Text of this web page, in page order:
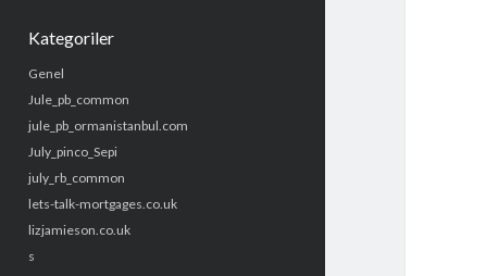
Kategoriler
Genel
Jule_pb_common
jule_pb_ormanistanbul.com
July_pinco_Sepi
july_rb_common
lets-talk-mortgages.co.uk
lizjamieson.co.uk
s